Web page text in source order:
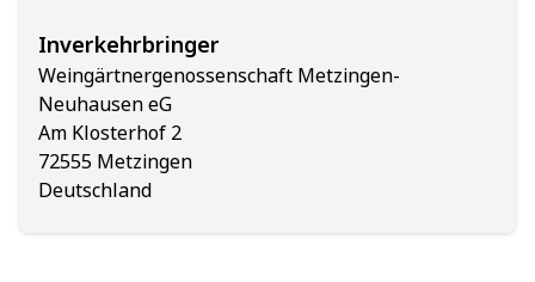
Inverkehrbringer
Weingärtnergenossenschaft Metzingen-
Neuhausen eG
Am Klosterhof 2
72555 Metzingen
Deutschland